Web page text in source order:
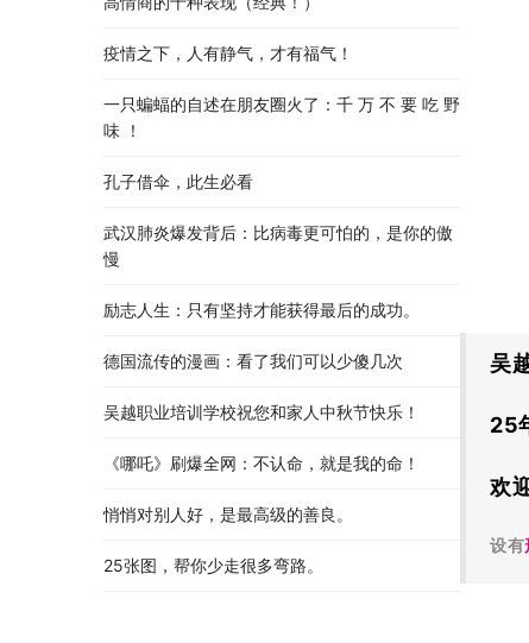
吴
25
欢
设有
疫情之下，人有静气，才有福气！
一只蝙蝠的自述在朋友圈火了：千 万 不 要 吃 野
味 ！
孔子借伞，此生必看
武汉肺炎爆发背后：比病毒更可怕的，是你的傲
慢
励志人生：只有坚持才能获得最后的成功。
德国流传的漫画：看了我们可以少傻几次
吴越职业培训学校祝您和家人中秋节快乐​！​
《哪吒》刷爆全网：不认命，就是我的命！
悄悄对别人好，是最高级的善良。
25张图，帮你少走很多弯路。